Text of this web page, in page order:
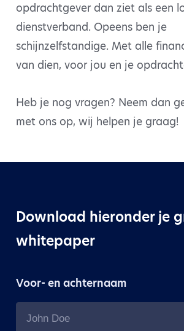
opdrachtgever dan ziet als een
dienstverband. Opeens ben je
schijnzelfstandige. Met alle
van dien, voor jou en je
Heb je nog vragen? Neem dan
met ons op, wij helpen je graag!
Download hieronder je
whitepaper
Voor- en achternaam